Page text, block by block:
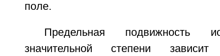
поле.
Предельная
значительной степени